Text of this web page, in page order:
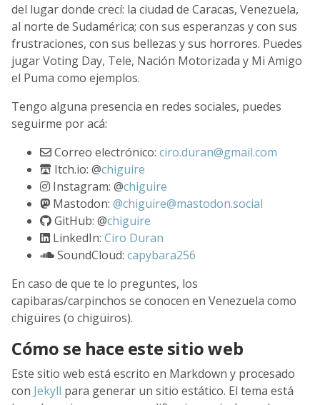
del lugar donde crecí: la ciudad de Caracas, Venezuela,
al norte de Sudamérica; con sus esperanzas y con sus
frustraciones, con sus bellezas y sus horrores. Puedes
jugar Voting Day, Tele, Nación Motorizada y Mi Amigo
el Puma como ejemplos.
Tengo alguna presencia en redes sociales, puedes
seguirme por acá:
Correo electrónico: ciro.duran@gmail.com
Itch.io: @chiguire
Instagram: @chiguire
Mastodon: @chiguire@mastodon.social
GitHub: @chiguire
LinkedIn: Ciro Duran
SoundCloud: capybara256
En caso de que te lo preguntes, los
capibaras/carpinchos se conocen en Venezuela como
chigüires (o chigüiros).
Cómo se hace este sitio web
Este sitio web está escrito en Markdown y procesado
con Jekyll para generar un sitio estático. El tema está